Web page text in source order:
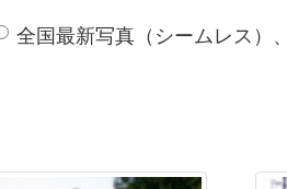
全国最新写真（シームレス）